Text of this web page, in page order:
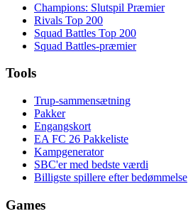
Champions: Slutspil Præmier
Rivals Top 200
Squad Battles Top 200
Squad Battles-præmier
Tools
Trup-sammensætning
Pakker
Engangskort
EA FC 26 Pakkeliste
Kampgenerator
SBC'er med bedste værdi
Billigste spillere efter bedømmelse
Games